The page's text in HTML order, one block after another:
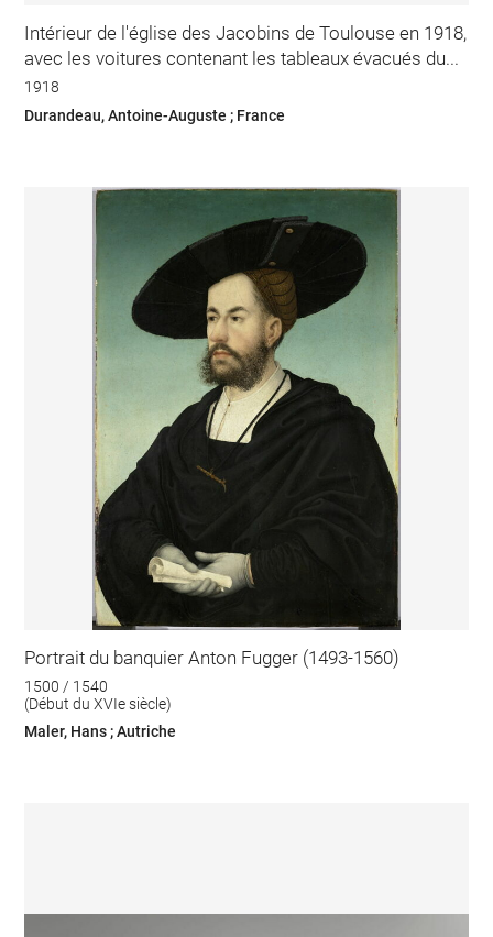
Intérieur de l'église des Jacobins de Toulouse en 1918,
avec les voitures contenant les tableaux évacués du...
1918
Durandeau, Antoine-Auguste ; France
Portrait du banquier Anton Fugger (1493-1560)
1500 / 1540
(Début du XVIe siècle)
Maler, Hans ; Autriche